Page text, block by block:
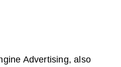
Advertising, also